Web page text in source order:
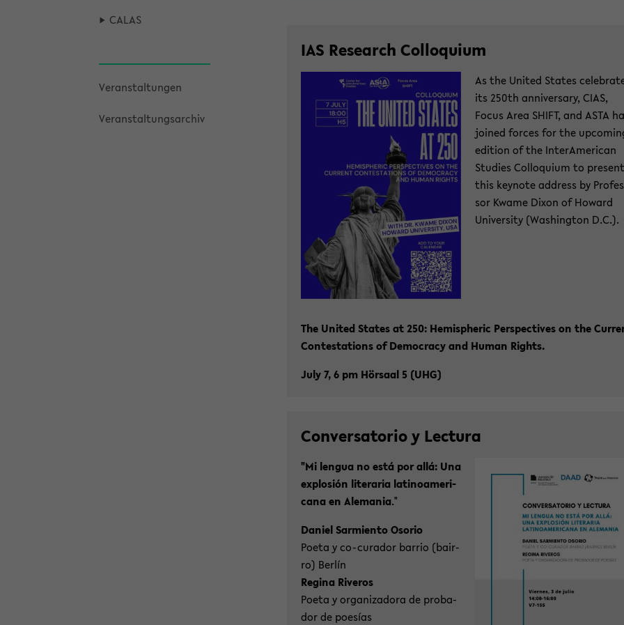
CALAS
Ver­an­stal­tun­gen
Ver­an­stal­tungs­ar­chiv
IAS Re­se­arch Col­lo­qui­um
As the United Sta­tes
its 250th an­ni­versa­ry, CIAS,
Focus Area SHIFT, and ASTA
joi­ned for­ces for the
edi­ti­on of the In­ter­Ame­ri­can
Stu­dies Col­lo­qui­um to pre­sent
this key­note ad­dress by
sor Kwame Dixon of Howard
Uni­ver­si­ty (Wa­shing­ton D.C.).
The United Sta­tes at 250: He­mi­s­phe­ric Per­spec­ti­ves on the
Con­te­sta­ti­ons of De­mo­cra­cy and Human Rights.
July 7, 6 pm Hör­saal 5 (UHG)
Con­ver­sa­to­rio y Lec­tu­ra
"Mi len­gua no está por allá: Una
ex­plo­sión li­te­ra­ria la­ti­no­ame­ri­
ca­na en Ale­ma­nia."
Da­ni­el Sar­mi­en­to Oso­rio
Poeta y co-​curador bar­rio (bair­
ro) Berlín
Re­gi­na Ri­ver­os
Poeta y or­ga­niz­ado­ra de pro­ba­
dor de poesías